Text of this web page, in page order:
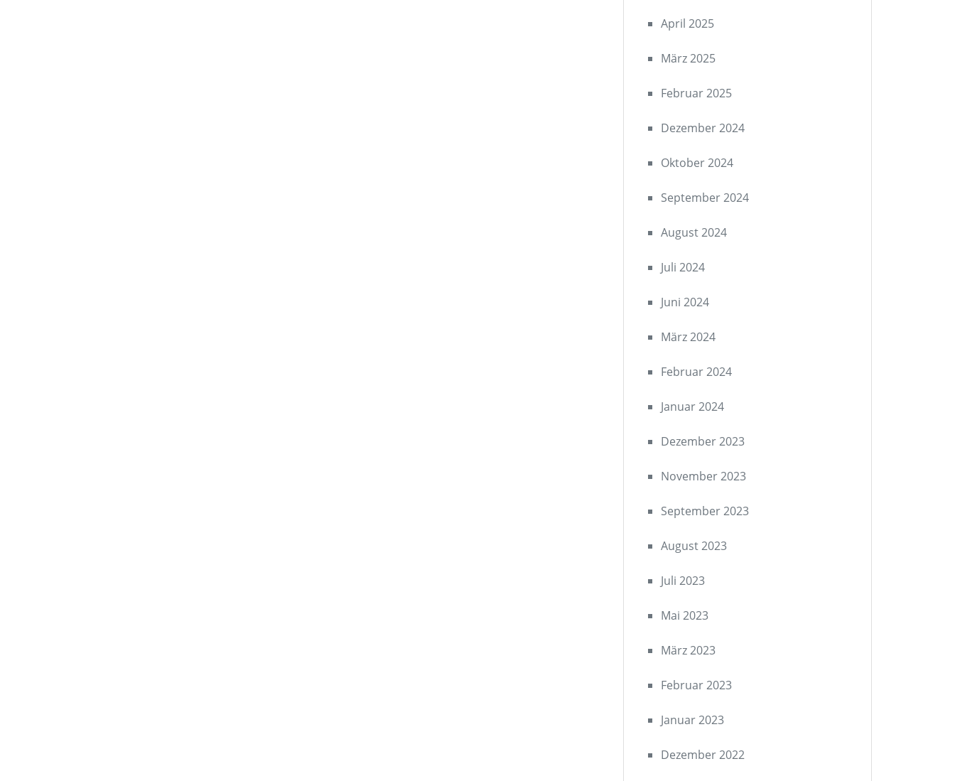
April 2025
März 2025
Februar 2025
Dezember 2024
Oktober 2024
September 2024
August 2024
Juli 2024
Juni 2024
März 2024
Februar 2024
Januar 2024
Dezember 2023
November 2023
September 2023
August 2023
Juli 2023
Mai 2023
März 2023
Februar 2023
Januar 2023
Dezember 2022